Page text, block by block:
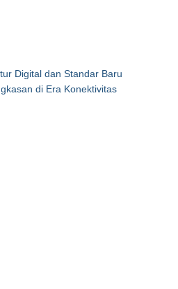
Digital dan Standar Baru
di Era Konektivitas